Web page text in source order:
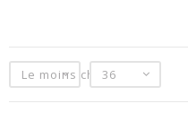
Le moins cher36